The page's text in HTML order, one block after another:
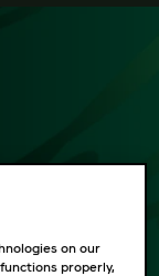
on our
properly,